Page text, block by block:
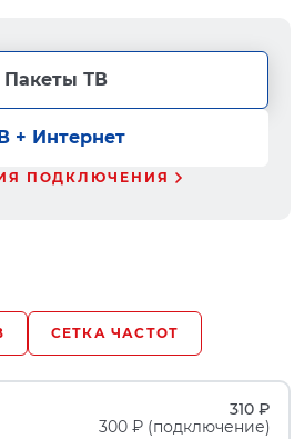
Пакеты ТВ
+ Интернет
ПОДКЛЮЧЕНИЯ
СЕТКА ЧАСТОТ
310 ₽
300 ₽ (подключение)